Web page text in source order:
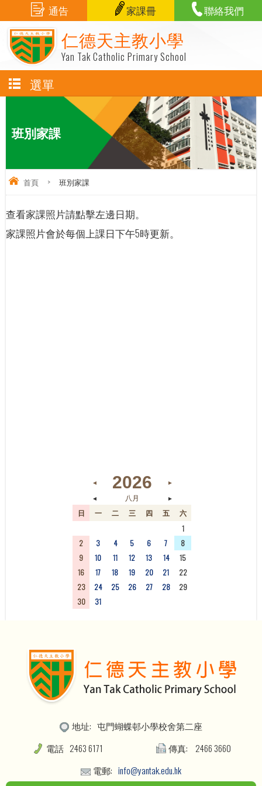
仁德天主教小學
Yan Tak Catholic Primary School
通告 家課冊 聯絡我們
選單
班別家課
首頁 > 班別家課
查看家課照片請點擊左邊日期。
家課照片會於每個上課日下午5時更新。
◄ 2026
►
◄
八月 ►
日 一 二 三 四 五
六
1
2
3 4 5 6 7
8
9
10 11 12 13 14
15
16
17 18 19 20 21
22
23
24 25 26 27 28
29
30
31
地址: 屯門蝴蝶邨小學校舍第二座
電話 2463 6171 傳真:
2466 3660
電郵: info@yantak.edu.hk